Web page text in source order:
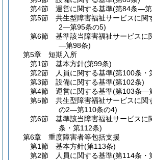
第4節
運営に関する基準(第84条―
第5節
共生型障害福祉サービスに関
2―第95条の5)
第6節
基準該当障害福祉サービスに
―第98条)
第5章
短期入所
第1節
基本方針(第99条)
第2節
人員に関する基準(第100条・
第3節
設備に関する基準(第102条)
第4節
運営に関する基準(第103条―
第5節
共生型障害福祉サービスに関
の2―第110条の4)
第6節
基準該当障害福祉サービスに
条・第112条)
第6章
重度障害者等包括支援
第1節
基本方針(第113条)
第2節
人員に関する基準(第114条・